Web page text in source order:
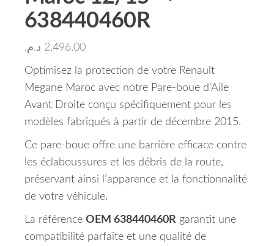
638440460R
2,496.00 د.م.
Optimisez la protection de votre Renault
Megane Maroc avec notre Pare-boue d’Aile
Avant Droite conçu spécifiquement pour les
modèles fabriqués à partir de décembre 2015.
Ce pare-boue offre une barrière efficace contre
les éclaboussures et les débris de la route,
préservant ainsi l’apparence et la fonctionnalité
de votre véhicule.
La référence OEM 638440460R garantit une
compatibilité parfaite et une qualité de